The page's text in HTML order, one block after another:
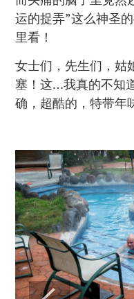
运的捉弄”这么神圣
里看！
女士们，先生们，姑
塞！这…我真的不知
确，超酷的，特带年